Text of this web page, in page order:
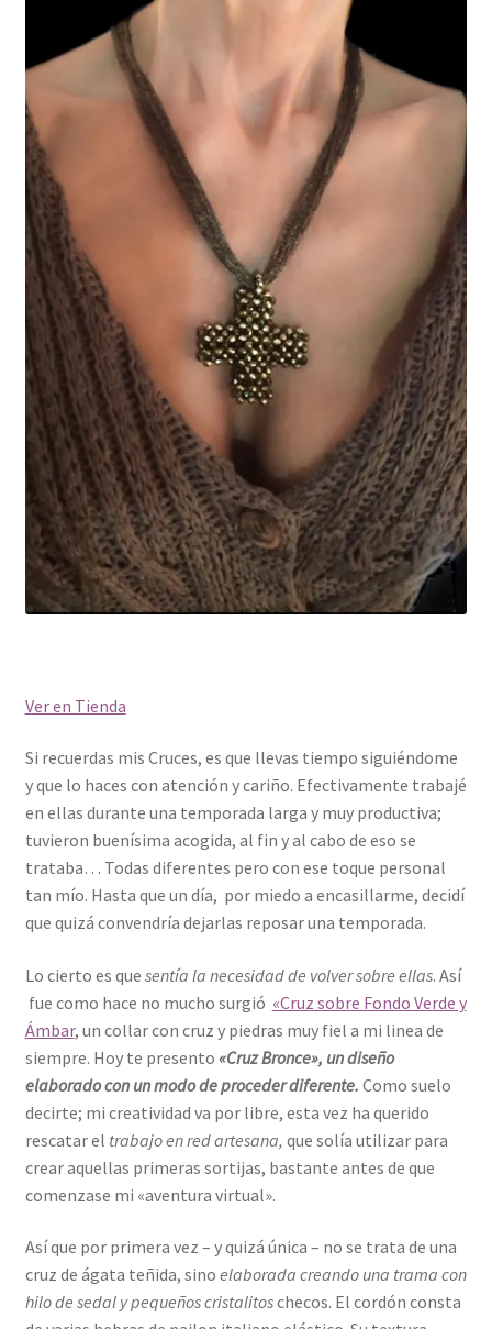
Ver en Tienda
Si recuerdas mis Cruces, es que llevas tiempo siguiéndome
y que lo haces con atención y cariño. Efectivamente trabajé
en ellas durante una temporada larga y muy productiva;
tuvieron buenísima acogida, al fin y al cabo de eso se
trataba… Todas diferentes pero con ese toque personal
tan mío. Hasta que un día, por miedo a encasillarme, decidí
que quizá convendría dejarlas reposar una temporada.
Lo cierto es que sentía la necesidad de volver sobre ellas. Así
fue como hace no mucho surgió «Cruz sobre Fondo Verde y
Ámbar, un collar con cruz y piedras muy fiel a mi linea de
siempre. Hoy te presento «Cruz Bronce», un diseño
elaborado con un modo de proceder diferente. Como suelo
decirte; mi creatividad va por libre, esta vez ha querido
rescatar el trabajo en red artesana, que solía utilizar para
crear aquellas primeras sortijas, bastante antes de que
comenzase mi «aventura virtual».
Así que por primera vez – y quizá única – no se trata de una
cruz de ágata teñida, sino elaborada creando una trama con
hilo de sedal y pequeños cristalitoschecos. El cordón consta